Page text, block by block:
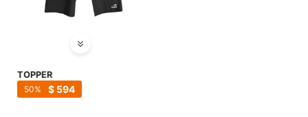
TOPPER
$ 594
50